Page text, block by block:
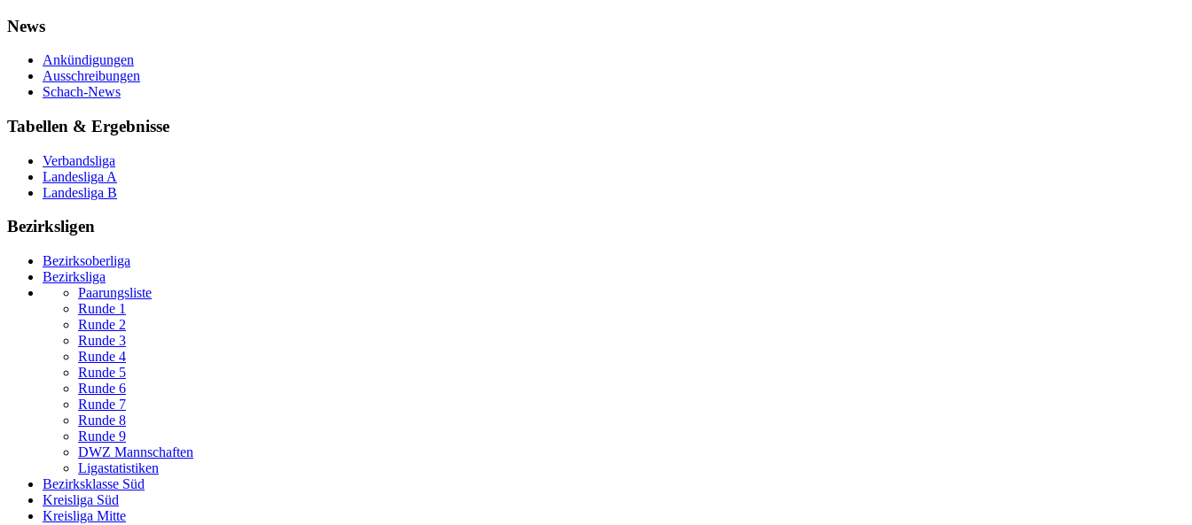
News
Ankündigungen
Ausschreibungen
Schach-News
Tabellen & Ergebnisse
Verbandsliga
Landesliga A
Landesliga B
Bezirksligen
Bezirksoberliga
Bezirksliga
Paarungsliste
Runde 1
Runde 2
Runde 3
Runde 4
Runde 5
Runde 6
Runde 7
Runde 8
Runde 9
DWZ Mannschaften
Ligastatistiken
Bezirksklasse Süd
Kreisliga Süd
Kreisliga Mitte